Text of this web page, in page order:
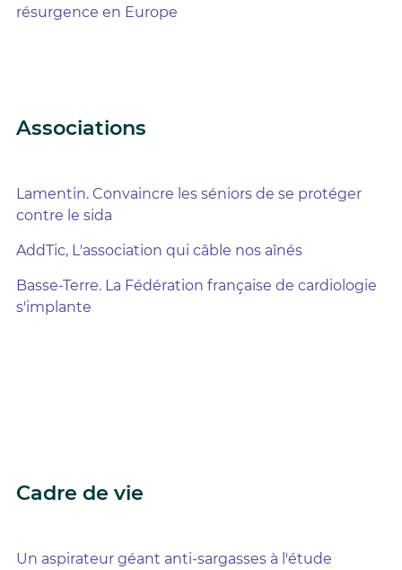
résurgence en Europe
Associations
Lamentin. Convaincre les séniors de se protéger
contre le sida
AddTic, L'association qui câble nos aînés
Basse-Terre. La Fédération française de cardiologie
s'implante
Cadre de vie
Un aspirateur géant anti-sargasses à l'étude